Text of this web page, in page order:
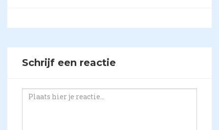
Schrijf een reactie